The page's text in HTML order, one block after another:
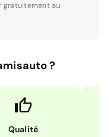
gratuitement au
?
Qualité